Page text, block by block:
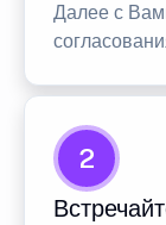
Далее с
2